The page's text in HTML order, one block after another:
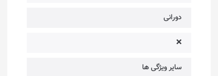
دورانی
❌
سایر ویژگی ها